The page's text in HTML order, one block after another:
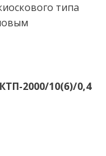
типа
2000/10(6)/0,4